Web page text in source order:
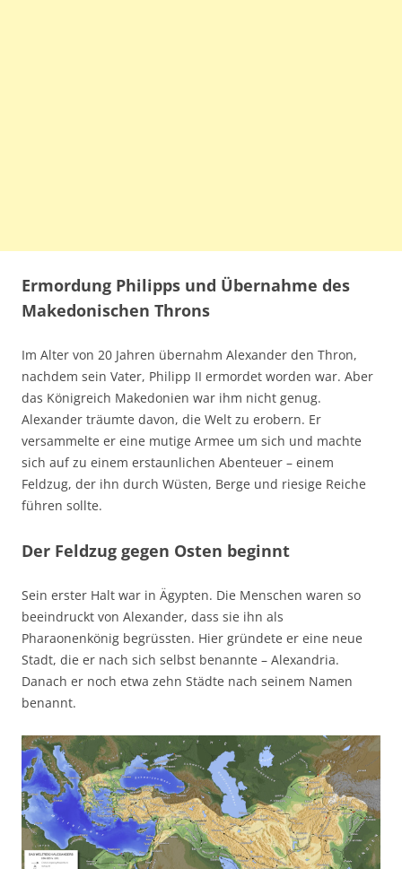
Ermordung Philipps und Übernahme des
Makedonischen Throns
Im Alter von 20 Jahren übernahm Alexander den Thron,
nachdem sein Vater, Philipp II ermordet worden war. Aber
das Königreich Makedonien war ihm nicht genug.
Alexander träumte davon, die Welt zu erobern. Er
versammelte er eine mutige Armee um sich und machte
sich auf zu einem erstaunlichen Abenteuer – einem
Feldzug, der ihn durch Wüsten, Berge und riesige Reiche
führen sollte.
Der Feldzug gegen Osten beginnt
Sein erster Halt war in Ägypten. Die Menschen waren so
beeindruckt von Alexander, dass sie ihn als
Pharaonenkönig begrüssten. Hier gründete er eine neue
Stadt, die er nach sich selbst benannte – Alexandria.
Danach er noch etwa zehn Städte nach seinem Namen
benannt.